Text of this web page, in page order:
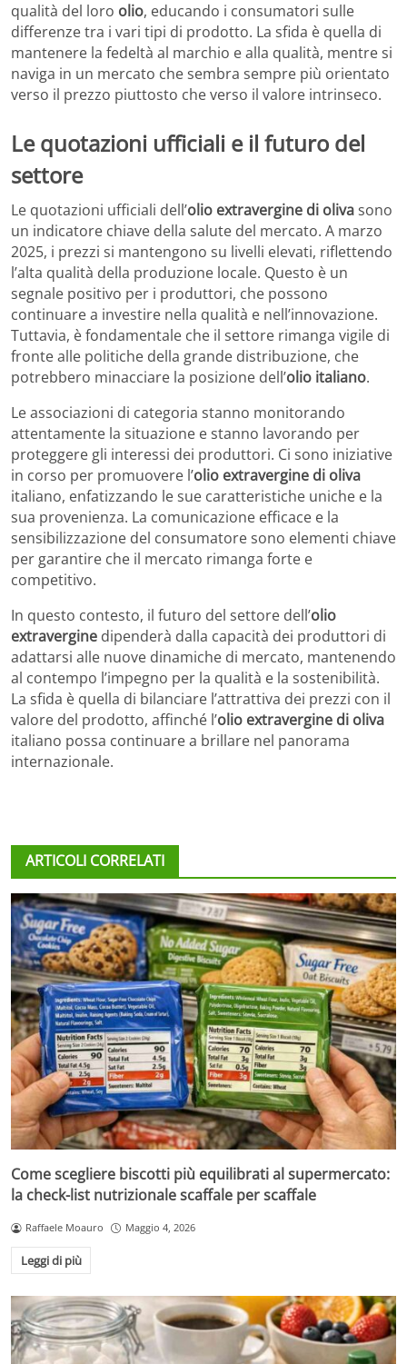
qualità del loro olio, educando i consumatori sulle
differenze tra i vari tipi di prodotto. La sfida è quella di
mantenere la fedeltà al marchio e alla qualità, mentre si
naviga in un mercato che sembra sempre più orientato
verso il prezzo piuttosto che verso il valore intrinseco.
Le quotazioni ufficiali e il futuro del
settore
Le quotazioni ufficiali dell’olio extravergine di olivasono
un indicatore chiave della salute del mercato. A marzo
2025, i prezzi si mantengono su livelli elevati, riflettendo
l’alta qualità della produzione locale. Questo è un
segnale positivo per i produttori, che possono
continuare a investire nella qualità e nell’innovazione.
Tuttavia, è fondamentale che il settore rimanga vigile di
fronte alle politiche della grande distribuzione, che
potrebbero minacciare la posizione dell’olio italiano.
Le associazioni di categoria stanno monitorando
attentamente la situazione e stanno lavorando per
proteggere gli interessi dei produttori. Ci sono iniziative
in corso per promuovere l’olio extravergine di oliva
italiano, enfatizzando le sue caratteristiche uniche e la
sua provenienza. La comunicazione efficace e la
sensibilizzazione del consumatore sono elementi chiave
per garantire che il mercato rimanga forte e
competitivo.
In questo contesto, il futuro del settore dell’olio
extravergine dipenderà dalla capacità dei produttori di
adattarsi alle nuove dinamiche di mercato, mantenendo
al contempo l’impegno per la qualità e la sostenibilità.
La sfida è quella di bilanciare l’attrattiva dei prezzi con il
valore del prodotto, affinché l’olio extravergine di oliva
italiano possa continuare a brillare nel panorama
internazionale.
ARTICOLI CORRELATI
Come scegliere biscotti più equilibrati al supermercato:
la check-list nutrizionale scaffale per scaffale
Raffaele Moauro Maggio 4, 2026
Leggi di più